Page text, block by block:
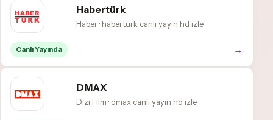
Habertürk
Haber · habertürk canlı yayın hd izle
Canlı Yayında →
DMAX
Dizi Film · dmax canlı yayın hd izle